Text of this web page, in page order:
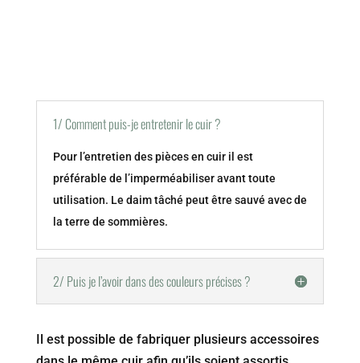
1/ Comment puis-je entretenir le cuir ?
Pour l’entretien des pièces en cuir il est
préférable de l’imperméabiliser avant toute
utilisation. Le daim tâché peut être sauvé avec de
la terre de sommières.
2/ Puis je l’avoir dans des couleurs précises ?
Il est possible de fabriquer plusieurs accessoires